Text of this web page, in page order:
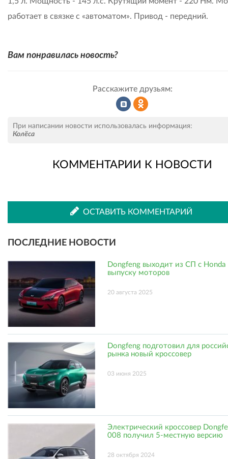
работает в связке с «автоматом». Привод - передний.
Вам понравилась новость?
Расскажите друзьям:
во
ВКонтакте
Одноклассниках
При написании новости использовалась информация:
Колёса
КОММЕНТАРИИ К НОВОСТИ
ОСТАВИТЬ КОММЕНТАРИЙ
ПОСЛЕДНИЕ НОВОСТИ
Dongfeng выходит из СП с Honda
выпуску моторов
20 августа 2025
Dongfeng подготовил для
рынка новый кроссовер
03 июня 2025
Электрический кроссовер
008 получил 5-местную версию
28 октября 2024